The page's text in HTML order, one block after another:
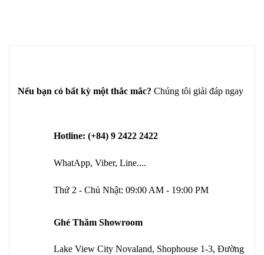
Nếu bạn có bất kỳ một thắc mắc? Chúng tôi giải đáp ngay
Hotline: (+84) 9 2422 2422
WhatApp, Viber, Line....
Thứ 2 - Chủ Nhật: 09:00 AM - 19:00 PM
Ghé Thăm Showroom
Lake View City Novaland, Shophouse 1-3, Đường